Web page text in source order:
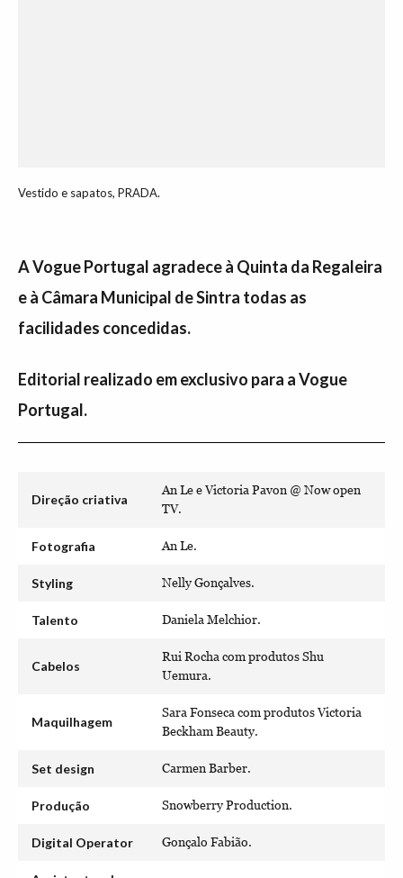
Vestido e sapatos, PRADA.
A Vogue Portugal agradece à Quinta da Regaleira
e à Câmara Municipal de Sintra todas as
facilidades concedidas.
Editorial realizado em exclusivo para a Vogue
Portugal.
Direção criativa
An Le e Victoria Pavon @ Now open
TV.
Fotografia An Le.
Styling Nelly Gonçalves.
Talento Daniela Melchior.
Cabelos
Rui Rocha com produtos Shu
Uemura.
Maquilhagem
Sara Fonseca com produtos Victoria
Beckham Beauty.
Set design Carmen Barber.
Produção Snowberry Production.
Digital Operator Gonçalo Fabião.